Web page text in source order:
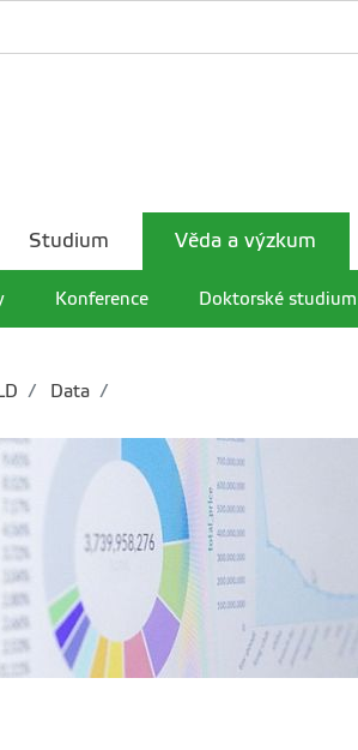
Studium Věda a výzkum
Konference Doktorské studium
Data